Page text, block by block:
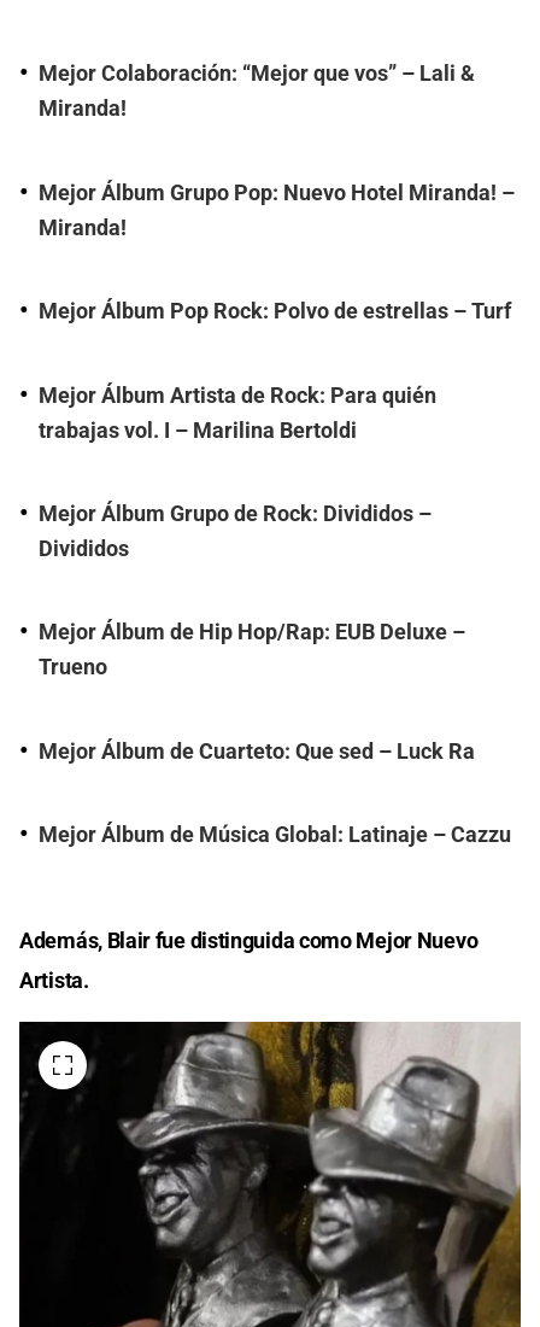
Mejor Colaboración: “Mejor que vos” – Lali &
Miranda!
Mejor Álbum Grupo Pop: Nuevo Hotel Miranda! –
Miranda!
Mejor Álbum Pop Rock: Polvo de estrellas – Turf
Mejor Álbum Artista de Rock: Para quién
trabajas vol. I – Marilina Bertoldi
Mejor Álbum Grupo de Rock: Divididos –
Divididos
Mejor Álbum de Hip Hop/Rap: EUB Deluxe –
Trueno
Mejor Álbum de Cuarteto: Que sed – Luck Ra
Mejor Álbum de Música Global: Latinaje – Cazzu
Además, Blair fue distinguida como Mejor Nuevo
Artista.